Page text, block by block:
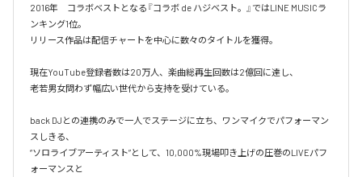
2016年　コラボベストとなる『コラボ de ハジベスト。』ではLINE MUSICラ
ンキング1位。
リリース作品は配信チャートを中心に数々のタイトルを獲得。
現在YouTube登録者数は20万人、楽曲総再生回数は2億回に達し、
老若男女問わず幅広い世代から支持を受けている。
back DJとの連携のみで一人でステージに立ち、ワンマイクでパフォーマン
スしきる、
“ソロライブアーティスト”として、10,000%現場叩き上げの圧巻のLIVEパフ
ォーマンスと